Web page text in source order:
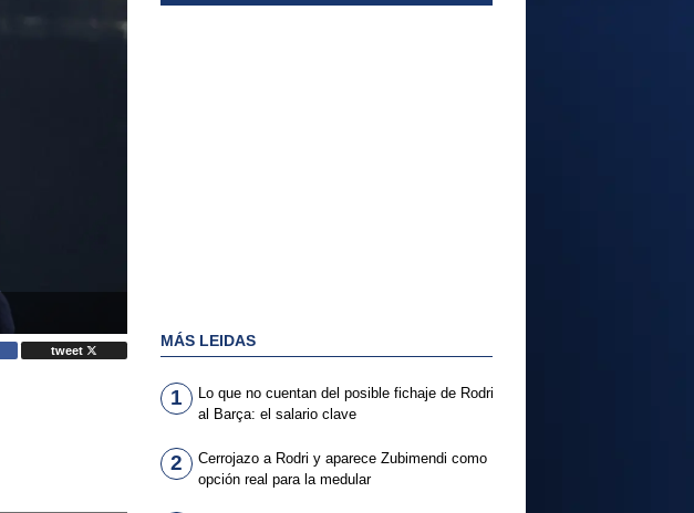
tweet
MÁS LEIDAS
1
Lo que no cuentan del posible fichaje de Rodri
al Barça: el salario clave
2
Cerrojazo a Rodri y aparece Zubimendi como
opción real para la medular